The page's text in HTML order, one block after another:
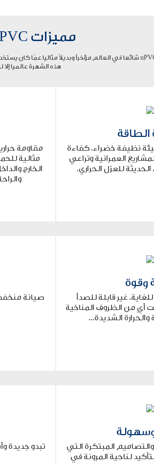
مميزات uPVC الخاصة للإستفادة القصوى
هذه الشهرة عالميا
نظيفة خضراء. كفاءة
العمرانية وتراعي
للعزل الحراري.
مقاومة
مثالية
الخارج
وقوة
غير قابلة للصدأ
أيٍ من الظروف المناخية
الشديدة...
صيانة
المبتكرة التي
لناحية المرونة في
تبدو جديدة